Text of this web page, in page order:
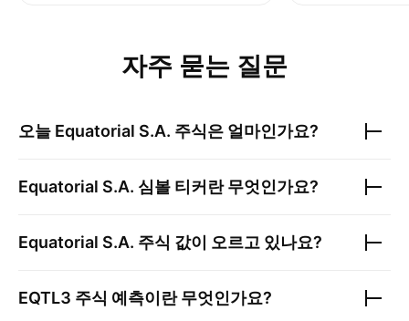
자주 묻는 질문
오늘 Equatorial S.A. 주식은 얼마인가요?
Equatorial S.A. 심볼 티커란 무엇인가요?
Equatorial S.A. 주식 값이 오르고 있나요?
EQTL3 주식 예측이란 무엇인가요?